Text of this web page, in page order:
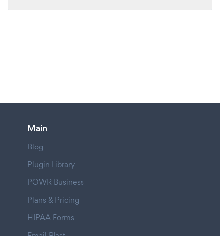
Main
Blog
Plugin Library
POWR Business
Plans & Pricing
HIPAA Forms